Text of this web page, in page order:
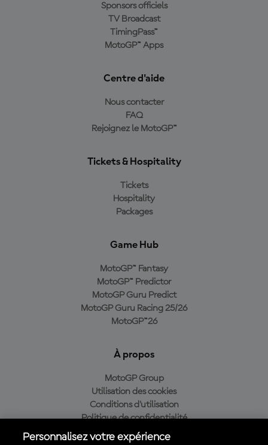
Sponsors officiels
TV Broadcast
TimingPass™
MotoGP™ Apps
Centre d'aide
Nous contacter
FAQ
Rejoignez le MotoGP™
Tickets & Hospitality
Tickets
Hospitality
Packages
Game Hub
MotoGP™ Fantasy
MotoGP™ Predictor
MotoGP Guru Predict
MotoGP Guru Racing 25/26
MotoGP™26
À propos
MotoGP Group
Utilisation des cookies
Conditions d'utilisation
Politique de confidentialité
Politique d’achat
Personnalisez votre expérience